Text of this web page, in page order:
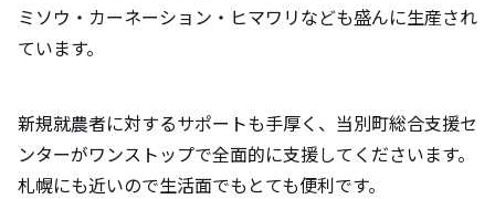
ミソウ・カーネーション・ヒマワリなども盛んに生産され
ています。
新規就農者に対するサポートも手厚く、当別町総合支援セ
ンターがワンストップで全面的に支援してくださいます。
札幌にも近いので生活面でもとても便利です。